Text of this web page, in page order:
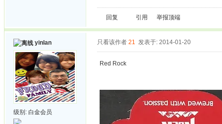
回复 引用 举报顶端
yinlan
级别: 白金会员
只看该作者 21 发表于: 2014-01-20
Red Rock